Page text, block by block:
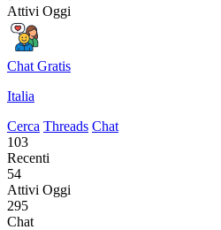
Attivi Oggi
Chat Gratis
Italia
Cerca Threads Chat
103
Recenti
54
Attivi Oggi
295
Chat